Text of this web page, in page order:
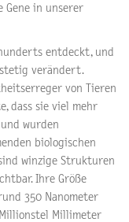
Gene in unserer
entdeckt, und
verändert.
von Tieren
dass sie viel mehr
wurden
biologischen
winzige Strukturen
Ihre Größe
350 Nanometer
Millimeter